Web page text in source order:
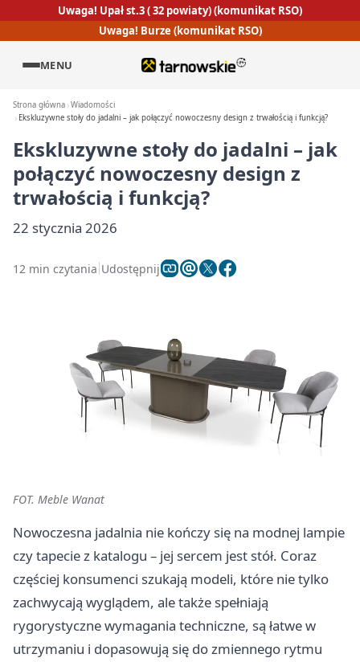
Uwaga! Upał st.3 ( 32 powiaty) (komunikat RSO)
Uwaga! Burze (komunikat RSO)
MENU
Strona główna Wiadomości
Ekskluzywne stoły do jadalni – jak połączyć nowoczesny design z trwałością i funkcją?
Ekskluzywne stoły do jadalni – jak
połączyć nowoczesny design z
trwałością i funkcją?
22 stycznia 2026
12 min czytania Udostępnij
FOT. Meble Wanat
Nowoczesna jadalnia nie kończy się na modnej lampie
czy tapecie z katalogu – jej sercem jest stół. Coraz
częściej konsumenci szukają modeli, które nie tylko
zachwycają wyglądem, ale także spełniają
rygorystyczne wymagania techniczne, są łatwe w
utrzymaniu i dopasowują się do zmiennego rytmu